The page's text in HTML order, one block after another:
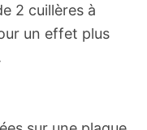
2 cuillères à
un effet plus